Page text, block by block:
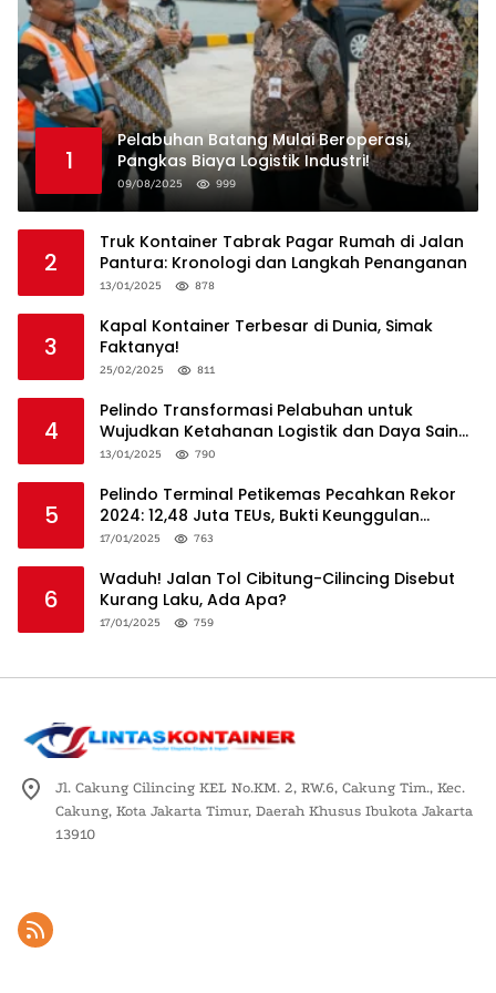
1
Pelabuhan Batang Mulai Beroperasi,
Pangkas Biaya Logistik Industri!
09/08/2025 999
2
Truk Kontainer Tabrak Pagar Rumah di Jalan
Pantura: Kronologi dan Langkah Penanganan
13/01/2025 878
3
Kapal Kontainer Terbesar di Dunia, Simak
Faktanya!
25/02/2025 811
4
Pelindo Transformasi Pelabuhan untuk
Wujudkan Ketahanan Logistik dan Daya Saing
Global
13/01/2025 790
5
Pelindo Terminal Petikemas Pecahkan Rekor
2024: 12,48 Juta TEUs, Bukti Keunggulan
Logistik Nasional
17/01/2025 763
6
Waduh! Jalan Tol Cibitung-Cilincing Disebut
Kurang Laku, Ada Apa?
17/01/2025 759
Jl. Cakung Cilincing KEL No.KM. 2, RW.6, Cakung Tim., Kec.
Cakung, Kota Jakarta Timur, Daerah Khusus Ibukota Jakarta
13910